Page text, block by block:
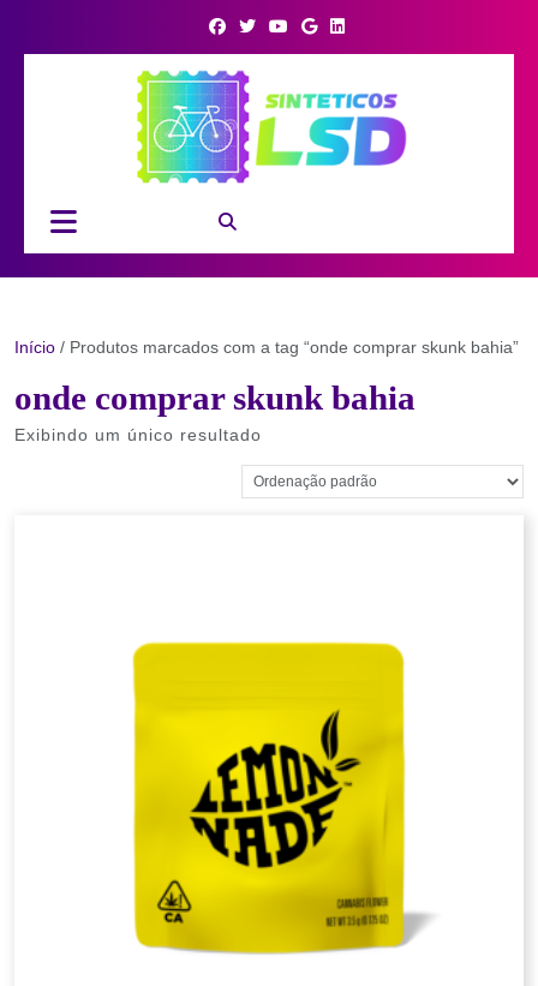
Button
Início / Produtos marcados com a tag “onde comprar skunk bahia”
onde comprar skunk bahia
Exibindo um único resultado